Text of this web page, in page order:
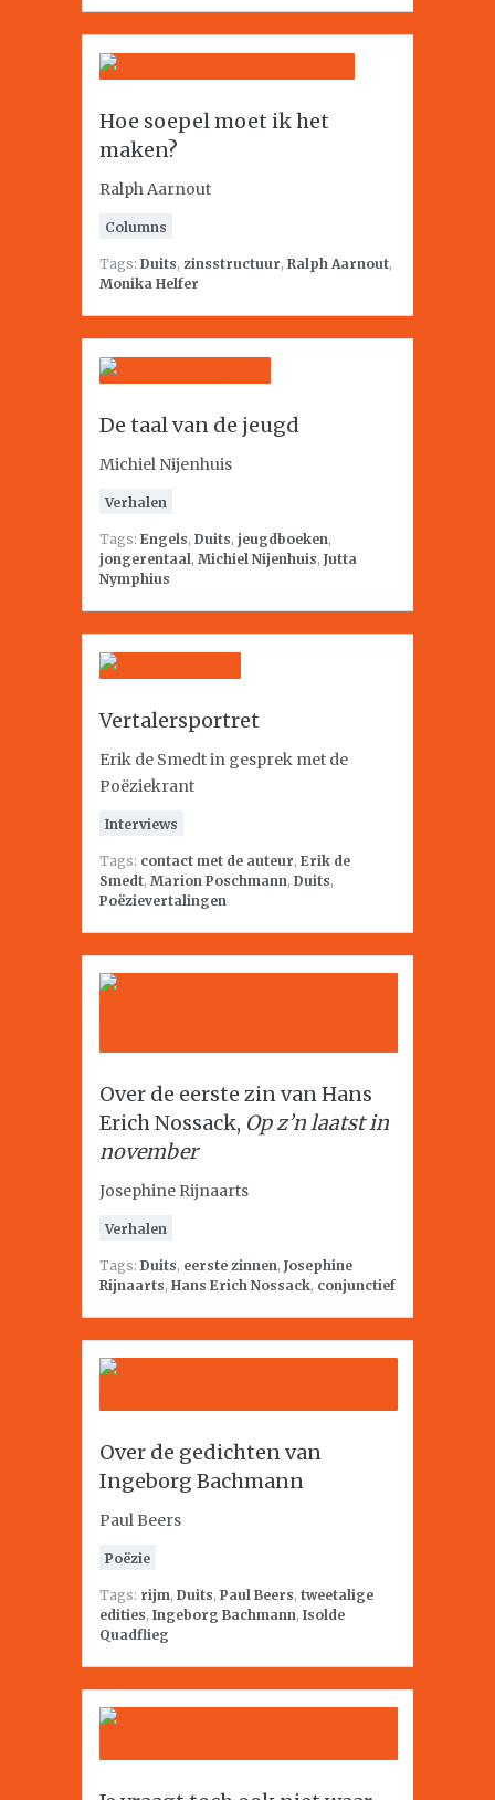
Hoe soepel moet ik het
maken?
Ralph Aarnout
Columns
Tags: Duits, zinsstructuur, Ralph Aarnout,
Monika Helfer
De taal van de jeugd
Michiel Nijenhuis
Verhalen
Tags: Engels, Duits, jeugdboeken,
jongerentaal , Michiel Nijenhuis, Jutta
Nymphius
Vertalersportret
Erik de Smedt in gesprek met de
Poëziekrant
Interviews
Tags: contact met de auteur, Erik de
Smedt, Marion Poschmann, Duits,
Poëzievertalingen
Over de eerste zin van Hans
Erich Nossack, Op z’n laatst in
november
Josephine Rijnaarts
Verhalen
Tags: Duits, eerste zinnen, Josephine
Rijnaarts, Hans Erich Nossack, conjunctief
Over de gedichten van
Ingeborg Bachmann
Paul Beers
Poëzie
Tags: rijm, Duits, Paul Beers, tweetalige
edities, Ingeborg Bachmann, Isolde
Quadflieg